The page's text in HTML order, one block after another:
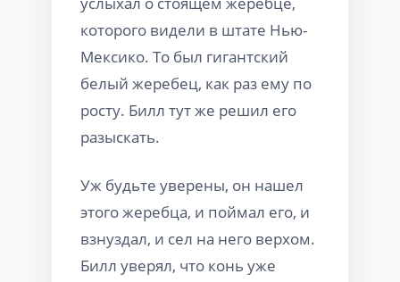
которого видели в штате Нью-
Мексико. То был гигантский
белый жеребец, как раз ему по
росту. Билл тут же решил его
разыскать.
Уж будьте уверены, он нашел
этого жеребца, и поймал его, и
взнуздал, и сел на него верхом.
Билл уверял, что конь уже